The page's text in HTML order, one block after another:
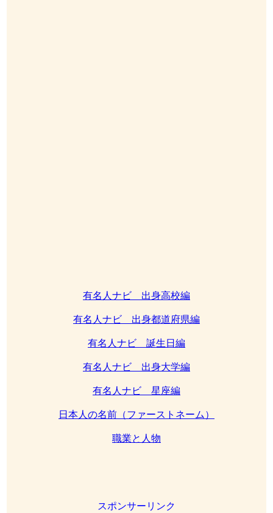
有名人ナビ 出身高校編
有名人ナビ 出身都道府県編
有名人ナビ 誕生日編
有名人ナビ 出身大学編
有名人ナビ 星座編
日本人の名前（ファーストネーム）
職業と人物
スポンサーリンク